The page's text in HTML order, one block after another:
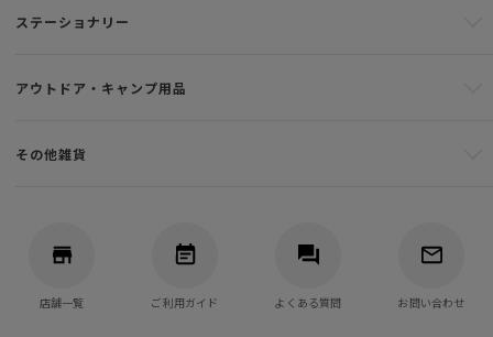
ステーショナリー
アウトドア・キャンプ用品
その他雑貨
店舗一覧 ご利用ガイド よくある質問 お問い合わせ